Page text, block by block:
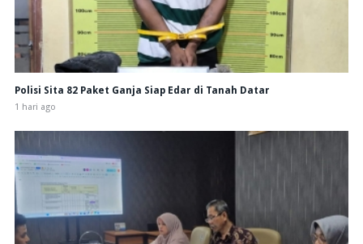
Polisi Sita 82 Paket Ganja Siap Edar di Tanah Datar
1 hari ago